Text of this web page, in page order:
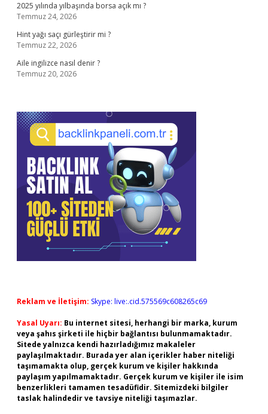
2025 yılında yılbaşında borsa açık mı ?
Temmuz 24, 2026
Hint yağı saçı gürleştirir mi ?
Temmuz 22, 2026
Aile ingilizce nasıl denir ?
Temmuz 20, 2026
Reklam ve İletişim: Skype: live:.cid.575569c608265c69
Yasal Uyarı: Bu internet sitesi, herhangi bir marka, kurum
veya şahıs şirketi ile hiçbir bağlantısı bulunmamaktadır.
Sitede yalnızca kendi hazırladığımız makaleler
paylaşılmaktadır. Burada yer alan içerikler haber niteliği
taşımamakta olup, gerçek kurum ve kişiler hakkında
paylaşım yapılmamaktadır. Gerçek kurum ve kişiler ile isim
benzerlikleri tamamen tesadüfidir. Sitemizdeki bilgiler
taslak halindedir ve tavsiye niteliği taşımazlar.